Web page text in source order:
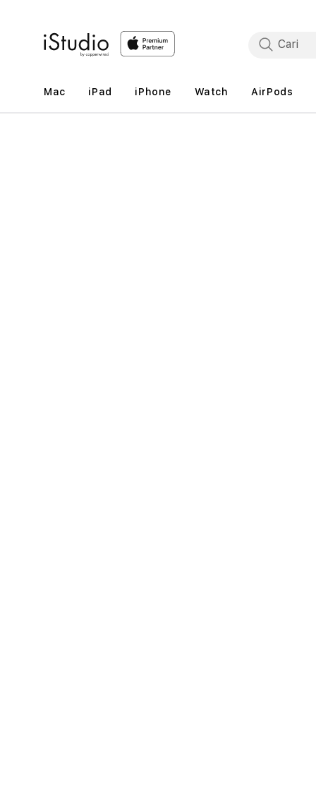
Mac iPad iPhone Watch AirPods